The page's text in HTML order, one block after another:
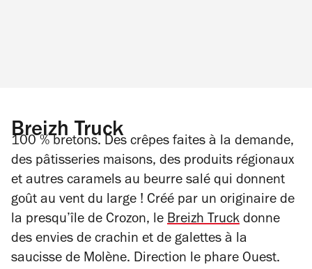
Breizh Truck
100 % bretons. Des crêpes faites à la demande,
des pâtisseries maisons, des produits régionaux
et autres caramels au beurre salé qui donnent
goût au vent du large ! Créé par un originaire de
la presqu’île de Crozon, le Breizh Truck donne
des envies de crachin et de galettes à la
saucisse de Molène. Direction le phare Ouest.